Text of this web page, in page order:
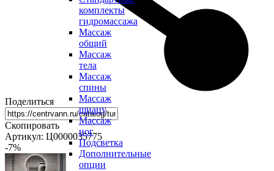
комплекты
гидромассажа
Массаж
общий
Массаж
тела
Массаж
спины
Массаж
шиацу
Массаж
ног
Подсветка
Дополнительные
опции
Поделиться
Скопировать
Артикул: Ц0000035775
-7%